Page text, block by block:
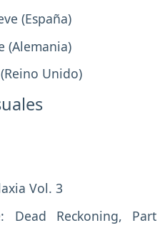
(España)
(Alemania)
Unido)
Vol. 3
Dead Reckoning, Part